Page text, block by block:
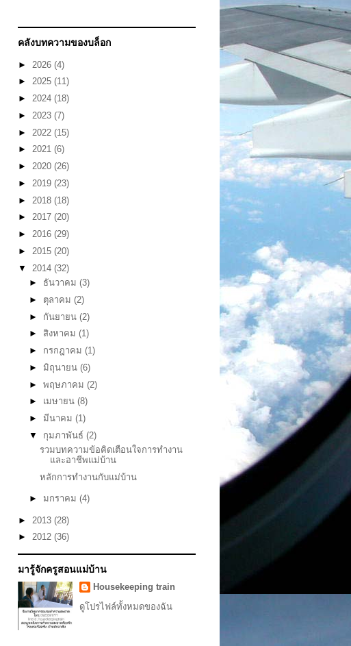
คลังบทความของบล็อก
► 2026 (4)
► 2025 (11)
► 2024 (18)
► 2023 (7)
► 2022 (15)
► 2021 (6)
► 2020 (26)
► 2019 (23)
► 2018 (18)
► 2017 (20)
► 2016 (29)
► 2015 (20)
▼ 2014 (32)
► ธันวาคม (3)
► ตุลาคม (2)
► กันยายน (2)
► สิงหาคม (1)
► กรกฎาคม (1)
► มิถุนายน (6)
► พฤษภาคม (2)
► เมษายน (8)
► มีนาคม (1)
▼ กุมภาพันธ์ (2)
รวมบทความข้อคิดเตือนใจการทำงาน
และอาชีพแม่บ้าน
หลักการทำงานกับแม่บ้าน
► มกราคม (4)
► 2013 (28)
► 2012 (36)
มารู้จักครูสอนแม่บ้าน
Housekeeping train
ดูโปรไฟล์ทั้งหมดของฉัน